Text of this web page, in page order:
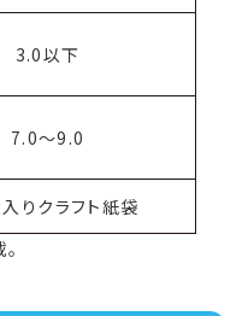
3.0以下
7.0～9.0
りクラフト紙袋